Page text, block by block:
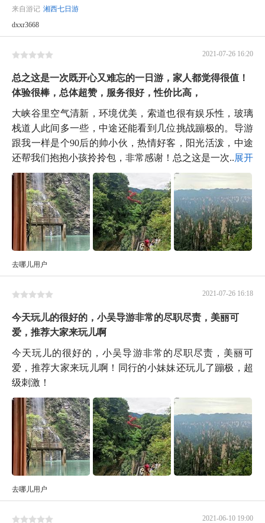
来自游记 湘西七日游
dxxr3668
2021-07-26 16:20
总之这是一次既开心又难忘的一日游，家人都觉得很值！
体验很棒，总体超赞，服务很好，性价比高，
大峡谷里空气清新，环境优美，索道也很有娱乐性，玻璃
栈道人此间多一些，中途还能看到几位挑战蹦极的。导游
跟我一样是个90后的帅小伙，热情好客，阳光活泼，中途
还帮我们抱抱小孩拎拎包，非常感谢！总之这是一次...展开
去哪儿用户
2021-07-26 16:18
今天玩儿的很好的，小吴导游非常的尽职尽责，美丽可
爱，推荐大家来玩儿啊
今天玩儿的很好的，小吴导游非常的尽职尽责，美丽可
爱，推荐大家来玩儿啊！同行的小妹妹还玩儿了蹦极，超
级刺激！
去哪儿用户
2021-06-10 19:00